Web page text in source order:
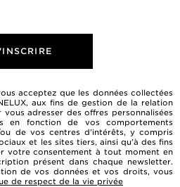
acceptez que les données collectées
aux fins de gestion de la relation
adresser des offres personnalisées
en fonction de vos comportements
de vos centres d’intérêts, y compris
et les sites tiers, ainsi qu’à des fins
votre consentement à tout moment en
présent dans chaque newsletter.
de vos données et vos droits, vous
de respect de la vie privée